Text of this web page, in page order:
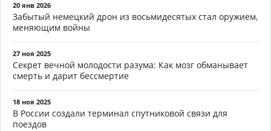
20 янв 2026
Забытый немецкий дрон из восьмидесятых стал оружием,
меняющим войны
27 ноя 2025
Секрет вечной молодости разума: Как мозг обманывает
смерть и дарит бессмертие
18 ноя 2025
В России создали терминал спутниковой связи для
поездов